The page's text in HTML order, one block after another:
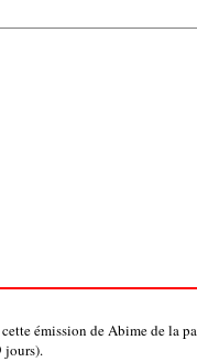
émission de Abime de la
jours).